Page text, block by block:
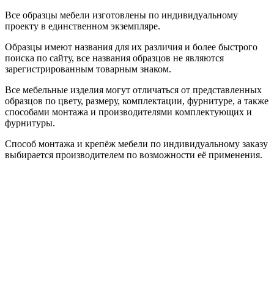
Все образцы мебели изготовлены по индивидуальному
проекту в единственном экземпляре.
Образцы имеют названия для их различия и более быстрого
поиска по сайту, все названия образцов не являются
зарегистрированным товарным знаком.
Все мебельные изделия могут отличаться от представленных
образцов по цвету, размеру, комплектации, фурнитуре, а также
способами монтажа и производителями комплектующих и
фурнитуры.
Способ монтажа и крепёж мебели по индивидуальному заказу
выбирается производителем по возможности её применения.